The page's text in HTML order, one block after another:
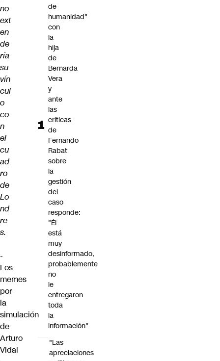
no
ext
en
de
ría
su
vín
cul
o
co
n
el
cu
ad
ro
de
Lo
nd
re
s.
-
Los
memes
por
la
simulación
de
Arturo
Vidal
de
humanidad"
con
la
hija
de
Bernarda
Vera
y
ante
las
críticas
de
Fernando
Rabat
sobre
la
gestión
del
caso
responde:
"Él
está
muy
desinformado,
probablemente
no
le
entregaron
toda
la
información"
"Las
apreciaciones